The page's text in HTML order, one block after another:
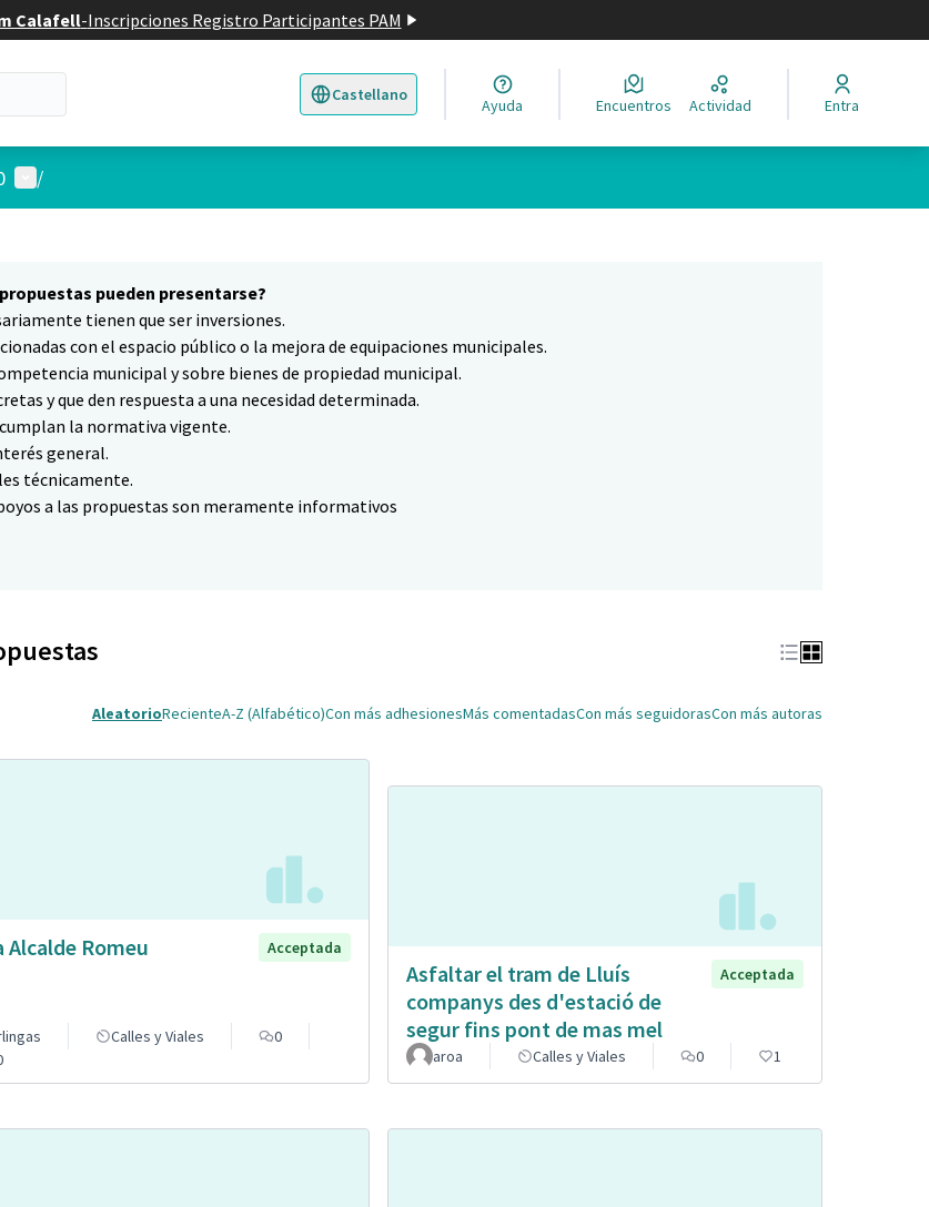
Calafell-Inscripciones Registro Participantes PAM
Castellano
Triar la llengua Elegir el idioma
Ayuda Encuentros Actividad Entra
Menú de usuario
/
6
propuestas pueden presentarse?
tienen que ser inversiones.
con el espacio público o la mejora de equipaciones municipales.
municipal y sobre bienes de propiedad municipal.
y que den respuesta a una necesidad determinada.
la normativa vigente.
general.
técnicamente.
a las propuestas son meramente informativos
AleatorioRecienteA-Z (Alfabético)Con más adhesionesMás comentadasCon más seguidorasCon más autoras
Alcalde Romeu Acceptada
Calles y Viales
0
Asfaltar el tram de Lluís
companys des d'estació de
segur fins pont de mas mel
Acceptada
aroa Calles y Viales 0 1